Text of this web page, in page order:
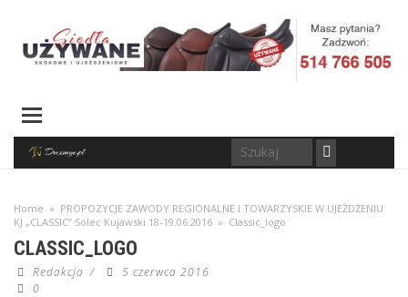
Home » PROPOZYCJE ZAWODY REGIONALNE I TOWARZYSKIE W UJEŻDŻENIU
KJ „CLASSIC” Solec Kujawski 18-19.06.2016 » Classic_logo
CLASSIC_LOGO
Redakcja /
5 czerwca 2016
0